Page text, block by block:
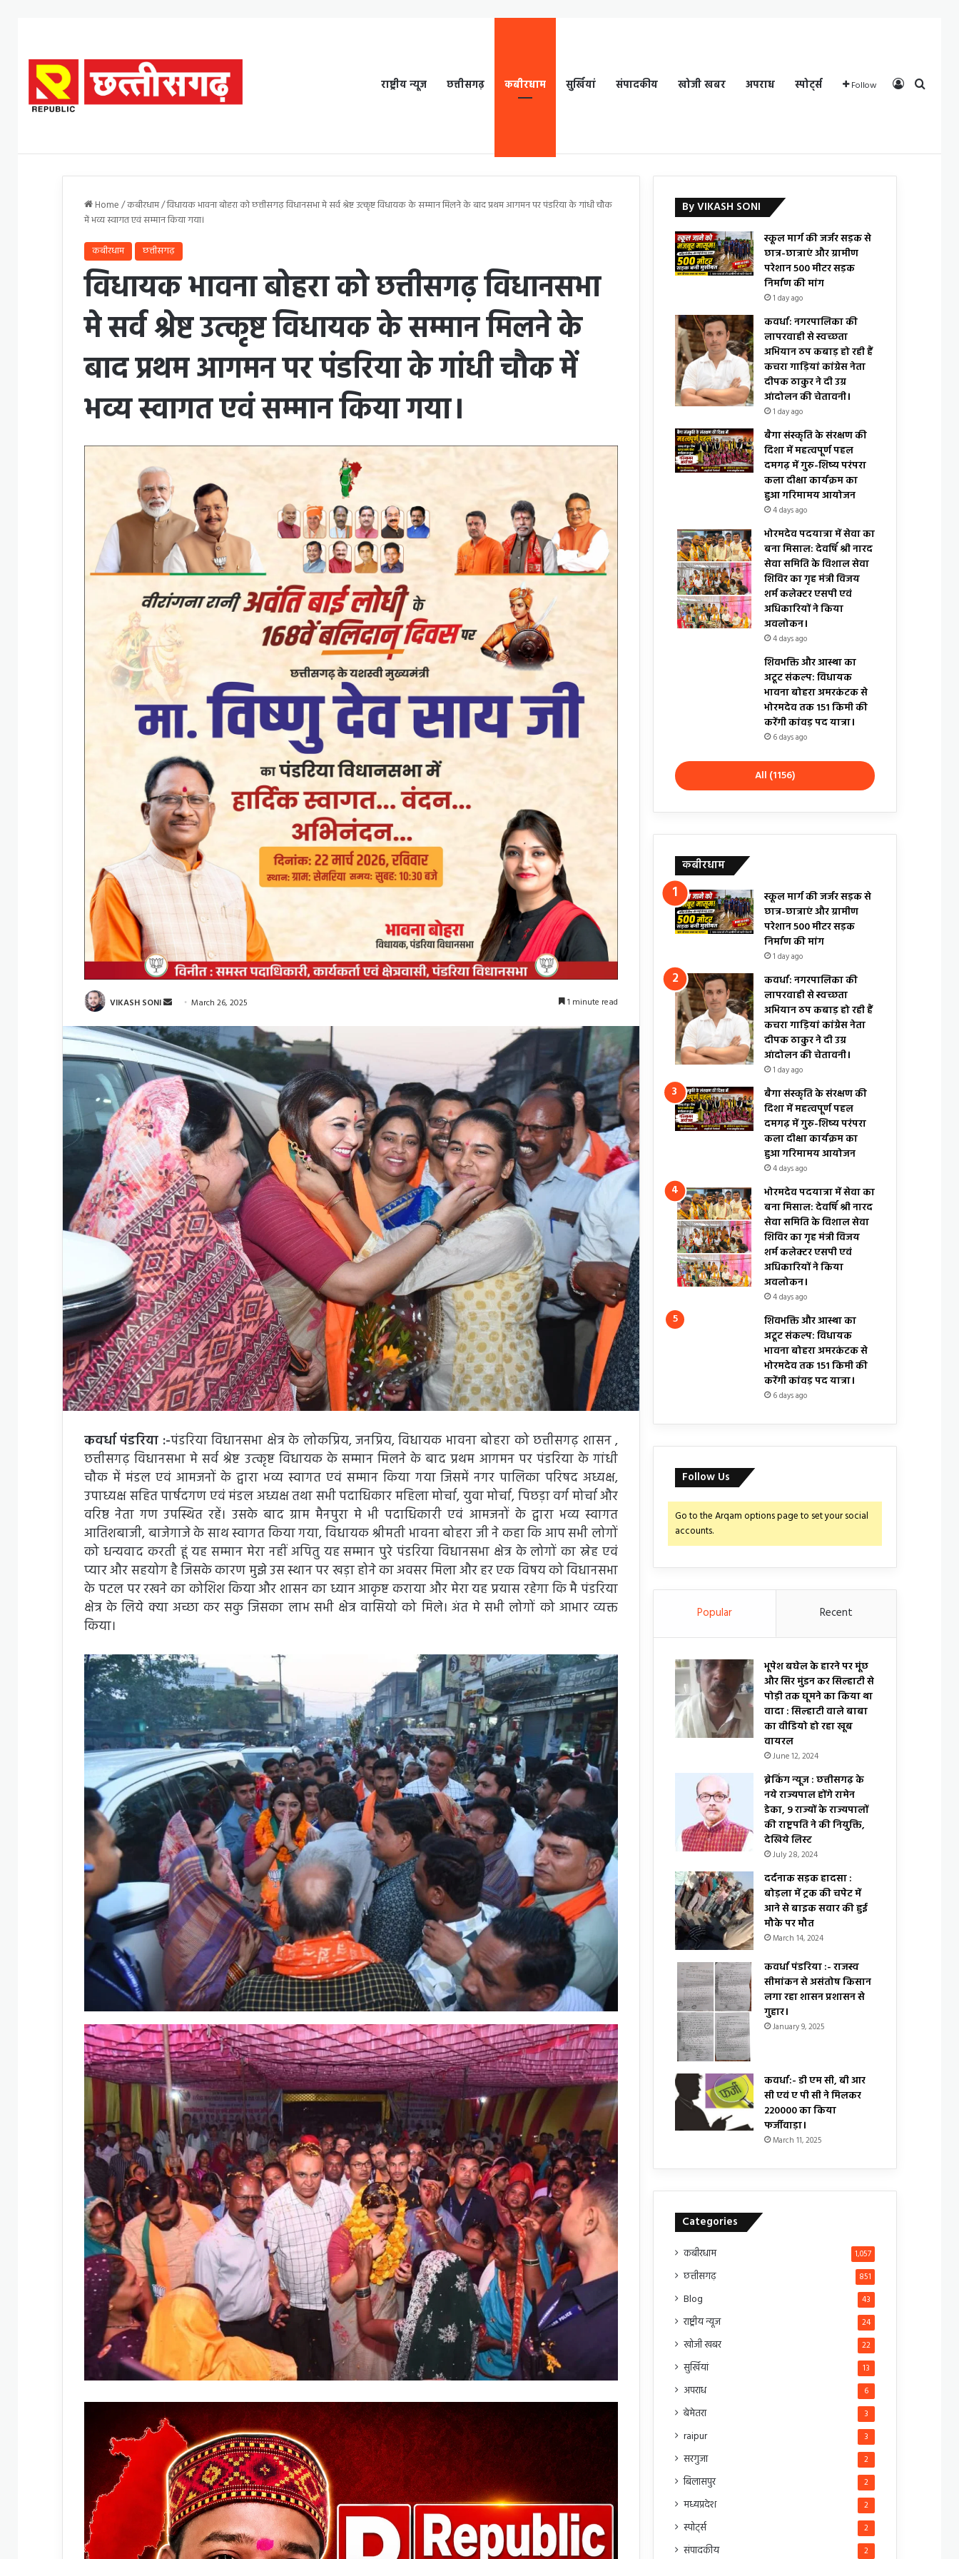
राष्ट्रीय न्यूज छत्तीसगढ़ कबीरधाम सुर्खियां संपादकीय खोजी खबर अपराध स्पोर्ट्स Follow Log In
Home/कबीरधाम/विधायक भावना बोहरा को छत्तीसगढ़ विधानसभा मे सर्व श्रेष्ट उत्कृष्ट विधायक के सम्मान मिलने के बाद प्रथम आगमन पर पंडरिया के गांधी चौक
में भव्य स्वागत एवं सम्मान किया गया।
कबीरधाम छत्तीसगढ़
विधायक भावना बोहरा को छत्तीसगढ़ विधानसभा
मे सर्व श्रेष्ट उत्कृष्ट विधायक के सम्मान मिलने के
बाद प्रथम आगमन पर पंडरिया के गांधी चौक में
भव्य स्वागत एवं सम्मान किया गया।
VIKASH SONI
Send
email
March 26, 2025 1 minute read
कवर्धा पंडरिया :-पंडरिया विधानसभा क्षेत्र के लोकप्रिय, जनप्रिय, विधायक भावना बोहरा को छत्तीसगढ़ शासन ,
छत्तीसगढ़ विधानसभा मे सर्व श्रेष्ट उत्कृष्ट विधायक के सम्मान मिलने के बाद प्रथम आगमन पर पंडरिया के गांधी
चौक में मंडल एवं आमजनों के द्वारा भव्य स्वागत एवं सम्मान किया गया जिसमें नगर पालिका परिषद अध्यक्ष,
उपाध्यक्ष सहित पार्षदगण एवंं मंडल अध्यक्ष तथा सभी पदाधिकार महिला मोर्चा, युवा मोर्चा, पिछड़ा वर्ग मोर्चा और
वरिष्ठ नेता गण उपस्थित रहें। उसके बाद ग्राम मैनपुरा मे भी पदाधिकारी एवं आमजनों के द्वारा भव्य स्वागत
आतिशबाजी, बाजेगाजे के साथ स्वागत किया गया, विधायक श्रीमती भावना बोहरा जी ने कहा कि आप सभी लोगों
को धन्यवाद करती हूं यह सम्मान मेरा नहीं अपितु यह सम्मान पुरे पंडरिया विधानसभा क्षेत्र के लोगों का स्नेह एवंं
प्यार और सहयोग है जिसके कारण मुझे उस स्थान पर खड़ा होने का अवसर मिला और हर एक विषय को विधानसभा
के पटल पर रखने का कोशिश किया और शासन का ध्यान आकृष्ट कराया और मेरा यह प्रयास रहेगा कि मै पंडरिया
क्षेत्र के लिये क्या अच्छा कर सकु जिसका लाभ सभी क्षेत्र वासियो को मिले। अंत मे सभी लोगों को आभार व्यक्त
किया।
By VIKASH SONI
स्कूल मार्ग की जर्जर सड़क से
छात्र-छात्राएं और ग्रामीण
परेशान 500 मीटर सड़क
निर्माण की मांग
1 day ago
कवर्धा: नगरपालिका की
लापरवाही से स्वच्छता
अभियान ठप कबाड़ हो रही हैं
कचरा गाड़ियां कांग्रेस नेता
दीपक ठाकुर ने दी उग्र
आंदोलन की चेतावनी।
1 day ago
बैगा संस्कृति के संरक्षण की
दिशा में महत्वपूर्ण पहल
दमगढ़ में गुरु-शिष्य परंपरा
कला दीक्षा कार्यक्रम का
हुआ गरिमामय आयोजन
4 days ago
भोरमदेव पदयात्रा में सेवा का
बना मिसाल: देवर्षि श्री नारद
सेवा समिति के विशाल सेवा
शिविर का गृह मंत्री विजय
शर्म कलेक्टर एसपी एवं
अधिकारियों ने किया
अवलोकन।
4 days ago
शिवभक्ति और आस्था का
अटूट संकल्प: विधायक
भावना बोहरा अमरकंटक से
भोरमदेव तक 151 किमी की
करेंगी कांवड़ पद यात्रा।
6 days ago
All (1156)
कबीरधाम
स्कूल मार्ग की जर्जर सड़क से
छात्र-छात्राएं और ग्रामीण
परेशान 500 मीटर सड़क
निर्माण की मांग
1 day ago
कवर्धा: नगरपालिका की
लापरवाही से स्वच्छता
अभियान ठप कबाड़ हो रही हैं
कचरा गाड़ियां कांग्रेस नेता
दीपक ठाकुर ने दी उग्र
आंदोलन की चेतावनी।
1 day ago
बैगा संस्कृति के संरक्षण की
दिशा में महत्वपूर्ण पहल
दमगढ़ में गुरु-शिष्य परंपरा
कला दीक्षा कार्यक्रम का
हुआ गरिमामय आयोजन
4 days ago
भोरमदेव पदयात्रा में सेवा का
बना मिसाल: देवर्षि श्री नारद
सेवा समिति के विशाल सेवा
शिविर का गृह मंत्री विजय
शर्म कलेक्टर एसपी एवं
अधिकारियों ने किया
अवलोकन।
4 days ago
शिवभक्ति और आस्था का
अटूट संकल्प: विधायक
भावना बोहरा अमरकंटक से
भोरमदेव तक 151 किमी की
करेंगी कांवड़ पद यात्रा।
6 days ago
Follow Us
Go to the Arqam options page to set your social
accounts.
Popular Recent
भूपेश बघेल के हारने पर मूंछ
और सिर मुंडन कर सिल्हाटी से
पोड़ी तक घूमने का किया था
वादा : सिल्हाटी वाले बाबा
का वीडियो हो रहा खूब
वायरल
June 12, 2024
ब्रेकिंग न्यूज : छत्तीसगढ़ के
नये राज्यपाल होंगे रामेन
डेका, 9 राज्यों के राज्यपालों
की राष्ट्रपति ने की नियुक्ति,
देखिये लिस्ट
July 28, 2024
दर्दनाक सड़क हादसा :
बोड़ला में ट्रक की चपेट में
आने से बाइक सवार की हुई
मौके पर मौत
March 14, 2024
कवर्धा पंडरिया :- राजस्व
सीमांकन से असंतोष किसान
लगा रहा शासन प्रशासन से
गुहार।
January 9, 2025
कवर्धा:- डी एम सी, बी आर
सी एवं ए पी सी ने मिलकर
₹220000 का किया
फर्जीवाड़ा।
March 11, 2025
Categories
कबीरधाम 1,057
छत्तीसगढ़ 851
Blog 43
राष्ट्रीय न्यूज 24
खोजी खबर 22
सुर्खियां 13
अपराध 6
बेमेतरा 3
raipur 3
सरगुजा 2
बिलासपुर 2
मध्यप्रदेश 2
स्पोर्ट्स 2
संपादकीय 2